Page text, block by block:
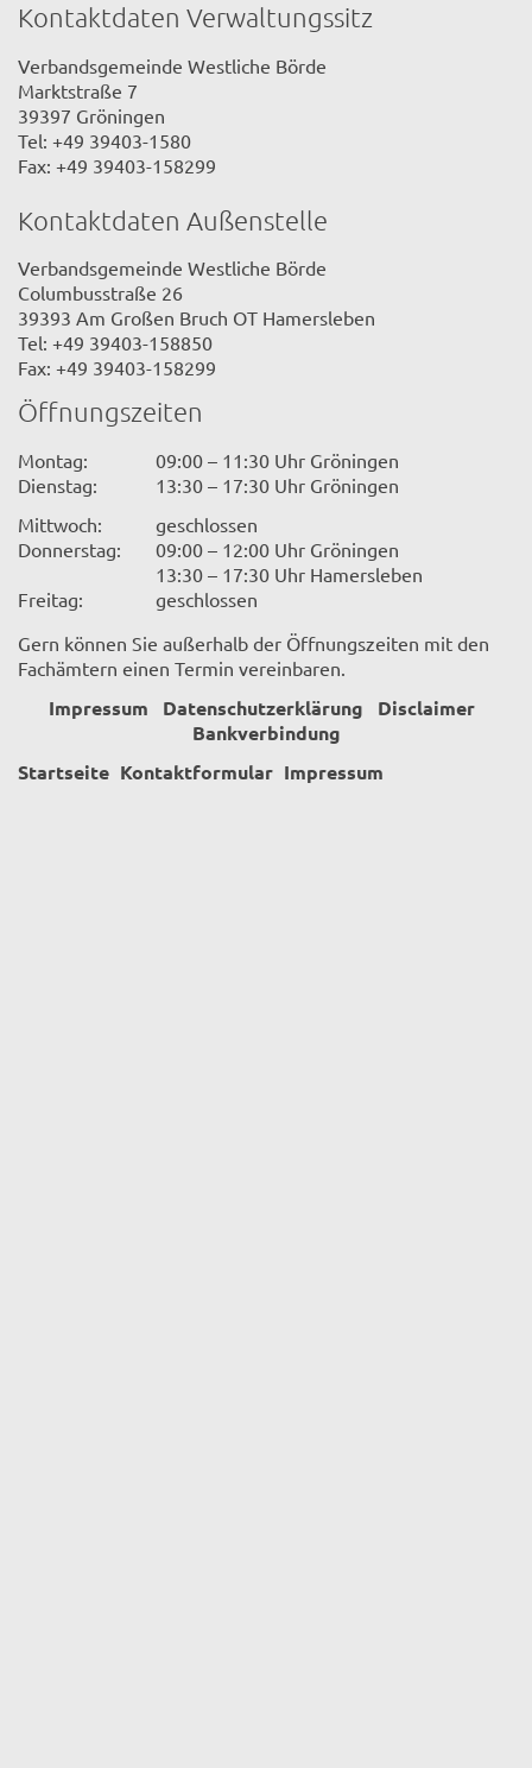
Kontaktdaten Verwaltungssitz
Verbandsgemeinde Westliche Börde
Marktstraße 7
39397 Gröningen
Tel: +49 39403-1580
Fax: +49 39403-158299
Kontaktdaten Außenstelle
Verbandsgemeinde Westliche Börde
Columbusstraße 26
39393 Am Großen Bruch OT Hamersleben
Tel: +49 39403-158850
Fax: +49 39403-158299
Öffnungszeiten
Montag:
09:00 – 11:30 Uhr Gröningen
Dienstag:
13:30 – 17:30 Uhr Gröningen
Mittwoch:
geschlossen
Donnerstag:
09:00 – 12:00 Uhr Gröningen
13:30 – 17:30 Uhr Hamersleben
Freitag:
geschlossen
Gern können Sie außerhalb der Öffnungszeiten mit den
Fachämtern einen Termin vereinbaren.
Impressum Datenschutzerklärung
Disclaimer
Bankverbindung
Startseite Kontaktformular Impressum